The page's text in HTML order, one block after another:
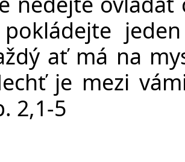
ať má na
je mezi
2,1-5